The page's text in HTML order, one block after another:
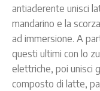
antiaderente unisci
mandarino e la
ad immersione. A
questi ultimi con lo
elettriche, poi unisci
composto di latte,